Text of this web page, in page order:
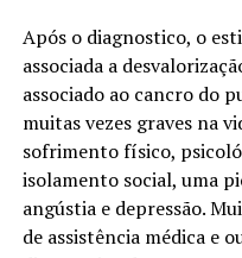
Após o diagnostico, o
associada a
associado ao cancro do
muitas vezes graves na
sofrimento físico,
isolamento social, uma
angústia e depressão.
de assistência médica e